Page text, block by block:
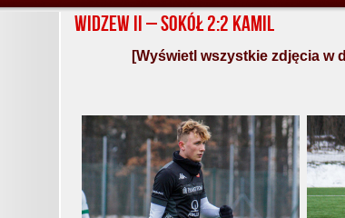
Widzew II – Sokół 2:2 Kamil
[Wyświetl wszystkie zdjęcia w